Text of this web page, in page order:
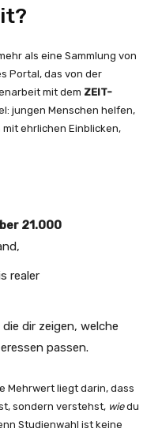
als eine Sammlung von
Portal, das von der
mit dem ZEIT-
jungen Menschen helfen,
ehrlichen Einblicken,
21.000
realer
die dir zeigen, welche
passen.
Mehrwert liegt darin, dass
sondern verstehst, wiedu
Studienwahl ist keine